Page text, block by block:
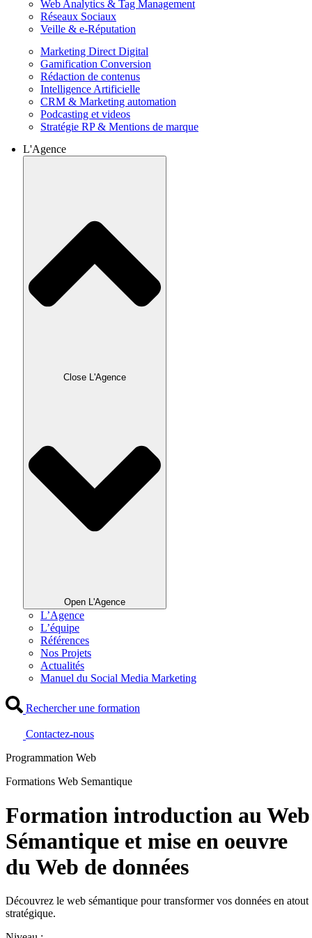
Web Analytics & Tag Management
Réseaux Sociaux
Veille & e-Réputation
Marketing Direct Digital
Gamification Conversion
Rédaction de contenus
Intelligence Artificielle
CRM & Marketing automation
Podcasting et videos
Stratégie RP & Mentions de marque
L'Agence
Close L'Agence
Open L'Agence
L’Agence
L’équipe
Références
Nos Projets
Actualités
Manuel du Social Media Marketing
Rechercher une formation
Contactez-nous
Programmation Web
Formations Web Semantique
Formation introduction au Web
Sémantique et mise en oeuvre
du Web de données
Découvrez le web sémantique pour transformer vos données en atout
stratégique.